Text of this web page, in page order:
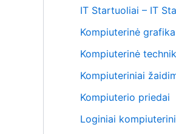
IT Startuoliai – IT
Kompiuterinė grafika
Kompiuterinė
Kompiuteriniai
Kompiuterio priedai
Loginiai